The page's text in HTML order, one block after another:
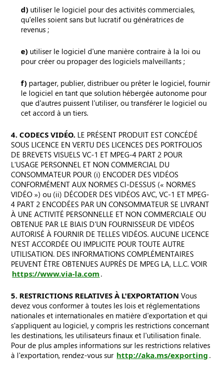
d) utiliser le logiciel pour des activités commerciales,
qu'elles soient sans but lucratif ou génératrices de
revenus ;
e) utiliser le logiciel d'une manière contraire à la loi ou
pour créer ou propager des logiciels malveillants ;
f) partager, publier, distribuer ou prêter le logiciel, fournir
le logiciel en tant que solution hébergée autonome pour
que d'autres puissent l'utiliser, ou transférer le logiciel ou
cet accord à un tiers.
4. CODECS VIDÉO. LE PRÉSENT PRODUIT EST CONCÉDÉ
SOUS LICENCE EN VERTU DES LICENCES DES PORTFOLIOS
DE BREVETS VISUELS VC-1 ET MPEG-4 PART 2 POUR
L'USAGE PERSONNEL ET NON COMMERCIAL DU
CONSOMMATEUR POUR (i) ENCODER DES VIDÉOS
CONFORMÉMENT AUX NORMES CI-DESSUS (« NORMES
VIDÉO ») ou (ii) DÉCODER DES VIDÉOS AVC, VC-1 ET MPEG-
4 PART 2 ENCODÉES PAR UN CONSOMMATEUR SE LIVRANT
À UNE ACTIVITÉ PERSONNELLE ET NON COMMERCIALE OU
OBTENUE PAR LE BIAIS D'UN FOURNISSEUR DE VIDÉOS
AUTORISÉ À FOURNIR DE TELLES VIDÉOS. AUCUNE LICENCE
N'EST ACCORDÉE OU IMPLICITE POUR TOUTE AUTRE
UTILISATION. DES INFORMATIONS COMPLÉMENTAIRES
PEUVENT ÊTRE OBTENUES AUPRÈS DE MPEG LA, L.L.C. VOIR
https://www.via-la.com .
5. RESTRICTIONS RELATIVES À L'EXPORTATION Vous
devez vous conformer à toutes les lois et réglementations
nationales et internationales en matière d'exportation et qui
s'appliquent au logiciel, y compris les restrictions concernant
les destinations, les utilisateurs finaux et l'utilisation finale.
Pour de plus amples informations sur les restrictions relatives
à l'exportation, rendez-vous sur http://aka.ms/exporting .